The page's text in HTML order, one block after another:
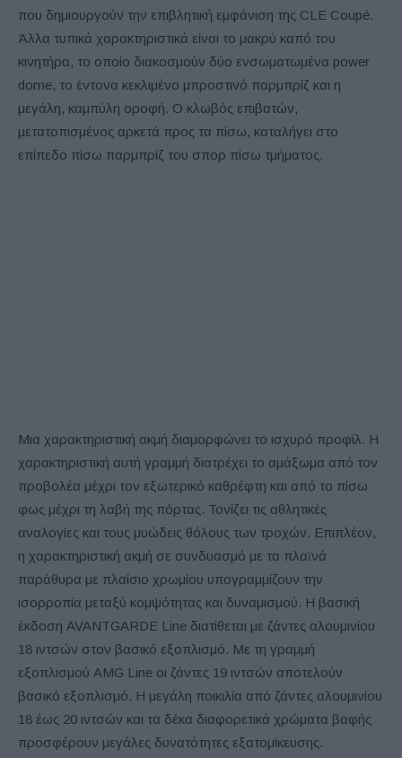
που δημιουργούν την επιβλητική εμφάνιση της CLE Coupé.
Άλλα τυπικά χαρακτηριστικά είναι το μακρύ καπό του
κινητήρα, το οποίο διακοσμούν δύο ενσωματωμένα power
dome, το έντονα κεκλιμένο μπροστινό παρμπρίζ και η
μεγάλη, καμπύλη οροφή. Ο κλωβός επιβατών,
μετατοπισμένος αρκετά προς τα πίσω, καταλήγει στο
επίπεδο πίσω παρμπρίζ του σπορ πίσω τμήματος.
Μια χαρακτηριστική ακμή διαμορφώνει το ισχυρό προφίλ. Η
χαρακτηριστική αυτή γραμμή διατρέχει το αμάξωμα από τον
προβολέα μέχρι τον εξωτερικό καθρέφτη και από το πίσω
φως μέχρι τη λαβή της πόρτας. Τονίζει τις αθλητικές
αναλογίες και τους μυώδεις θόλους των τροχών. Επιπλέον,
η χαρακτηριστική ακμή σε συνδυασμό με τα πλαϊνά
παράθυρα με πλαίσιο χρωμίου υπογραμμίζουν την
ισορροπία μεταξύ κομψότητας και δυναμισμού. Η βασική
έκδοση AVANTGARDE Line διατίθεται με ζάντες αλουμινίου
18 ιντσών στον βασικό εξοπλισμό. Με τη γραμμή
εξοπλισμού AMG Line οι ζάντες 19 ιντσών αποτελούν
βασικό εξοπλισμό. Η μεγάλη ποικιλία από ζάντες αλουμινίου
18 έως 20 ιντσών και τα δέκα διαφορετικά χρώματα βαφής
προσφέρουν μεγάλες δυνατότητες εξατομίκευσης.